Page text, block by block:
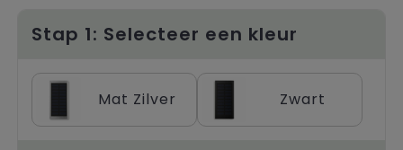
Tassen voor sport
Trolleys
Stap 1: Selecteer een kleur
Mat Zilver Zwart